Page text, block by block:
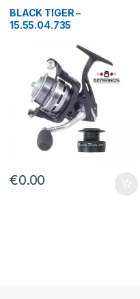
BLACK TIGER –
15.55.04.735
€0.00